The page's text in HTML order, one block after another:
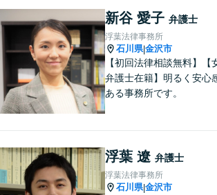
新谷 愛子 弁護士
浮葉法律事務所
石川県|金沢市
【初回法律相談無料】【
弁護士在籍】明るく安心
ある事務所です。
浮葉 遼 弁護士
浮葉法律事務所
石川県|金沢市